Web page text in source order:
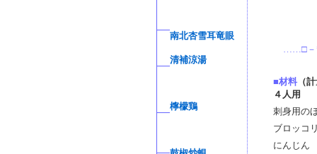
南北杏雪耳竜眼
清補涼湯
檸檬鶏
……□
■材料（
４人用
刺身用の
ブロッ
にんじん